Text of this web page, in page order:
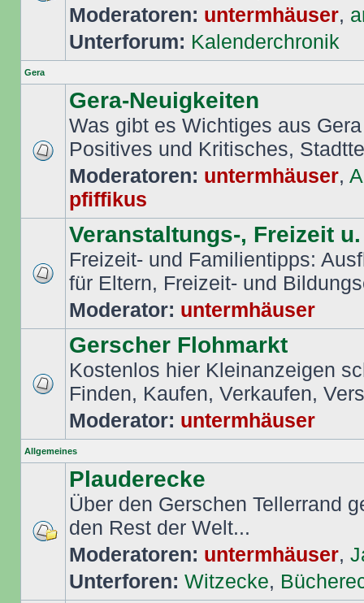
Moderatoren: untermhäuser,
Unterforum: Kalenderchronik
Gera
Gera-Neuigkeiten
Was gibt es Wichtiges aus
Positives und Kritisches,
Moderatoren: untermhäuser,
pfiffikus
Veranstaltungs-, Freizeit
Freizeit- und Familientipps:
für Eltern, Freizeit- und
Moderator: untermhäuser
Gerscher Flohmarkt
Kostenlos hier Kleinanzeigen
Finden, Kaufen, Verkaufen,
Moderator: untermhäuser
Allgemeines
Plauderecke
Über den Gerschen Tellerrand
den Rest der Welt...
Moderatoren: untermhäuser,
Unterforen: Witzecke,